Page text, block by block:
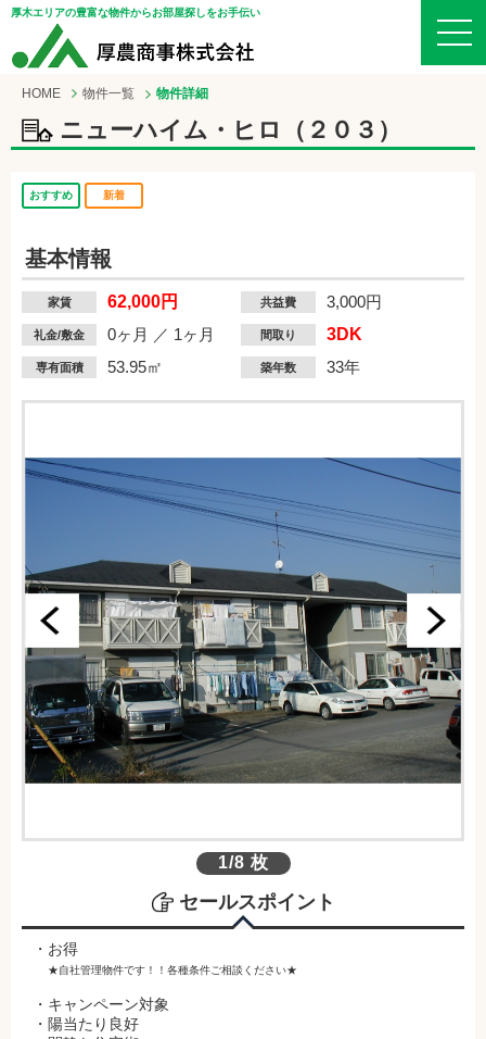
厚木エリアの豊富な物件からお部屋探しをお手伝い
HOME 物件一覧 物件詳細
ニューハイム・ヒロ（２０３）
おすすめ 新着
基本情報
家賃 62,000円 共益費 3,000円
礼金/敷金 0ヶ月 ／ 1ヶ月 間取り 3DK
専有面積 53.95㎡ 築年数 33年
1/8 枚
セールスポイント
・お得
★自社管理物件です！！各種条件ご相談ください★
・キャンペーン対象
・陽当たり良好